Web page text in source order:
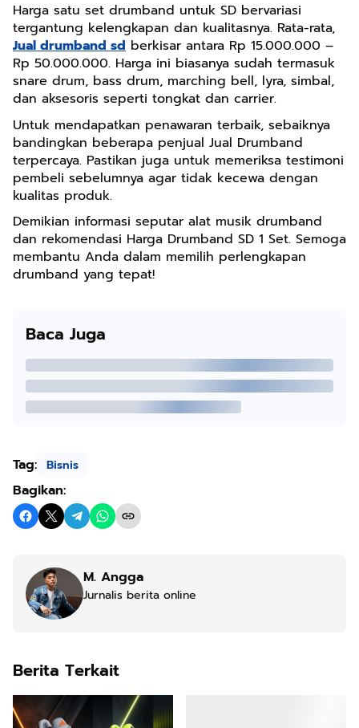
Harga satu set drumband untuk SD bervariasi
tergantung kelengkapan dan kualitasnya. Rata-rata,
Jual drumband sd berkisar antara Rp 15.000.000 –
Rp 50.000.000. Harga ini biasanya sudah termasuk
snare drum, bass drum, marching bell, lyra, simbal,
dan aksesoris seperti tongkat dan carrier.
Untuk mendapatkan penawaran terbaik, sebaiknya
bandingkan beberapa penjual Jual Drumband
terpercaya. Pastikan juga untuk memeriksa testimoni
pembeli sebelumnya agar tidak kecewa dengan
kualitas produk.
Demikian informasi seputar alat musik drumband
dan rekomendasi Harga Drumband SD 1 Set. Semoga
membantu Anda dalam memilih perlengkapan
drumband yang tepat!
Baca Juga
Tag: Bisnis
Bagikan:
M. Angga
Jurnalis berita online
Berita Terkait